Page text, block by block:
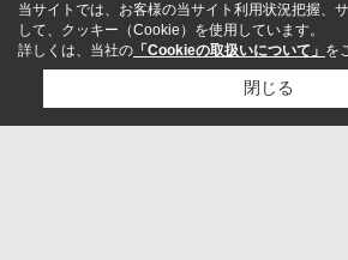
当サイトでは、お客様の当サイト利用状況把握、
して、クッキー（Cookie）を使用しています。
詳しくは、当社の 「Cookieの取扱いについて」 を
閉じる